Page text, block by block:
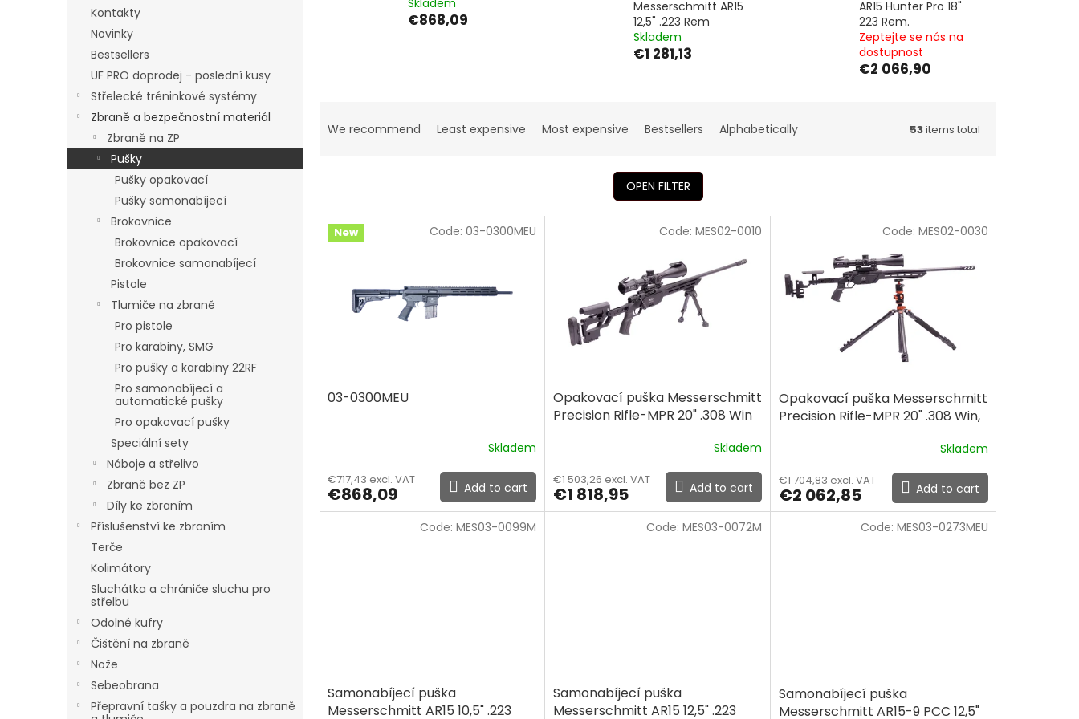
Kontakty
Novinky
Bestsellers
UF PRO doprodej - poslední kusy
Střelecké tréninkové systémy
Zbraně a bezpečnostní materiál
Zbraně na ZP
Pušky
Pušky opakovací
Pušky samonabíjecí
Brokovnice
Brokovnice opakovací
Brokovnice samonabíjecí
Pistole
Tlumiče na zbraně
Pro pistole
Pro karabiny, SMG
Pro pušky a karabiny 22RF
Pro samonabíjecí a
automatické pušky
Pro opakovací pušky
Speciální sety
Náboje a střelivo
Zbraně bez ZP
Díly ke zbraním
Příslušenství ke zbraním
Terče
Kolimátory
Sluchátka a chrániče sluchu pro
střelbu
Odolné kufry
Čištění na zbraně
Nože
Sebeobrana
Přepravní tašky a pouzdra na zbraně
€868,09
Messerschmitt AR15
12,5" .223 Rem
Skladem
€1 281,13
AR15 Hunter Pro 18"
223 Rem.
Zeptejte se nás na
dostupnost
€2 066,90
We recommend Least expensive Most expensive Bestsellers Alphabetically 53items total
OPEN FILTER
u
New
03-0300MEU
Skladem
€717,43 excl. VAT
€868,09 Add to cart
Code: 03-0300MEU
Opakovací puška Messerschmitt
Precision Rifle-MPR 20" .308 Win
Skladem
€1 503,26 excl. VAT
€1 818,95 Add to cart
Code: MES02-0010
Opakovací puška Messerschmitt
Precision Rifle-MPR 20" .308 Win,
Skladem
€1 704,83 excl. VAT
€2 062,85 Add to cart
Code: MES02-0030
Samonabíjecí puška
Messerschmitt AR15 10,5" .223
Code: MES03-0099M
Samonabíjecí puška
Messerschmitt AR15 12,5" .223
Code: MES03-0072M
Samonabíjecí puška
Messerschmitt AR15-9 PCC 12,5"
Code: MES03-0273MEU